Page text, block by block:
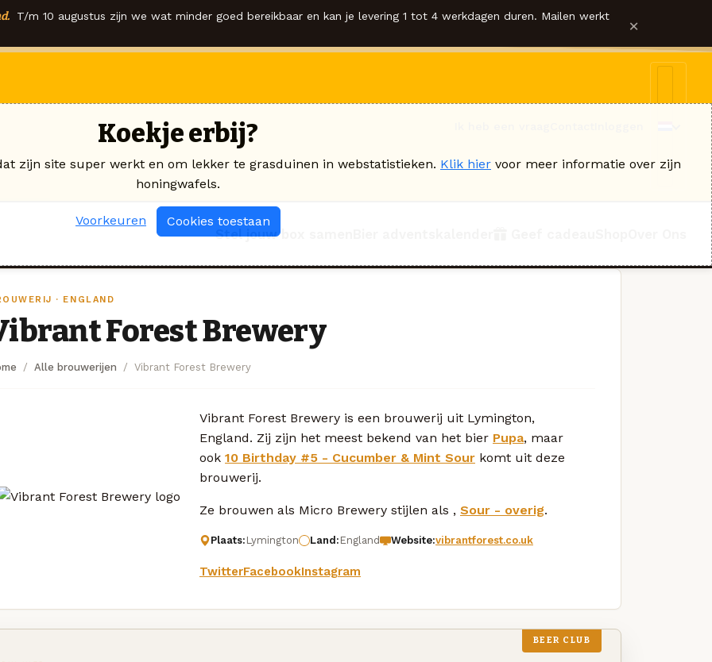
T/m 10 augustus zijn we wat minder goed bereikbaar en kan je levering 1 tot 4 werkdagen duren. Mailen werkt ×
Stel jouw box samen
· ENGLAND
Forest Brewery
Alle brouwerijen Vibrant Forest Brewery
Vibrant Forest Brewery is een brouwerij uit Lymington,
England. Zij zijn het meest bekend van het bier Pupa, maar
ook 10 Birthday #5 - Cucumber & Mint Sour komt uit deze
brouwerij.
Ze brouwen als Micro Brewery stijlen als , Sour - overig.
Plaats: Lymington Land: England Website:vibrantforest.co.uk
TwitterFacebookInstagram
BEER CLUB
Koekje erbij?
zijn site super werkt en om lekker te grasduinen in webstatistieken. Klik hier voor meer informatie over zijn
honingwafels.
Voorkeuren Cookies toestaan